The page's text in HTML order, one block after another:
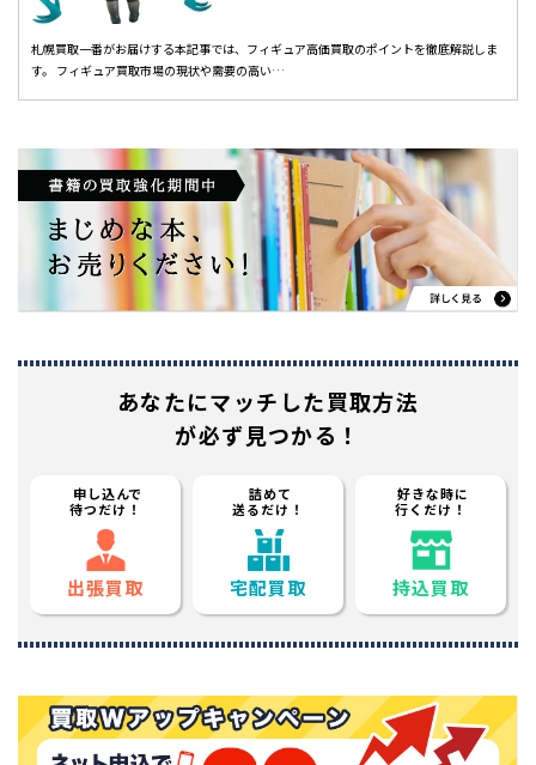
札幌買取一番がお届けする本記事では、フィギュア高価買取のポイントを徹底解説しま
す。 フィギュア買取市場の現状や需要の高い…
あなたにマッチした買取方法
が必ず見つかる！
申し込んで
待つだけ！
出張買取
詰めて
送るだけ！
宅配買取
好きな時に
行くだけ！
持込買取